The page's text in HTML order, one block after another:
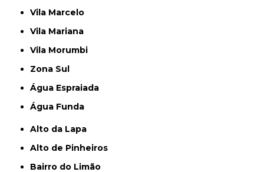
Vila Marcelo
Vila Mariana
Vila Morumbi
Zona Sul
Água Espraiada
Água Funda
Alto da Lapa
Alto de Pinheiros
Bairro do Limão